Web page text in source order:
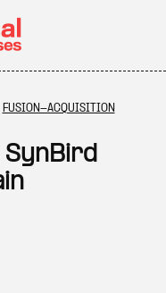
FUSION-ACQUISITION
SynBird